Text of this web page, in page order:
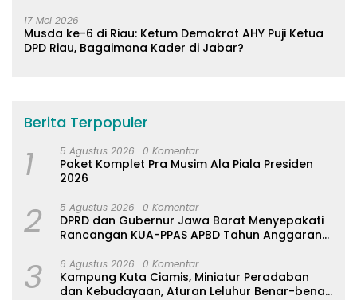
17 Mei 2026
Musda ke-6 di Riau: Ketum Demokrat AHY Puji Ketua
DPD Riau, Bagaimana Kader di Jabar?
Berita Terpopuler
1 5 Agustus 2026 0 Komentar
Paket Komplet Pra Musim Ala Piala Presiden
2026
2 5 Agustus 2026 0 Komentar
DPRD dan Gubernur Jawa Barat Menyepakati
Rancangan KUA-PPAS APBD Tahun Anggaran
3 6 Agustus 2026 0 Komentar
Kampung Kuta Ciamis, Miniatur Peradaban
dan Kebudayaan, Aturan Leluhur Benar-benar